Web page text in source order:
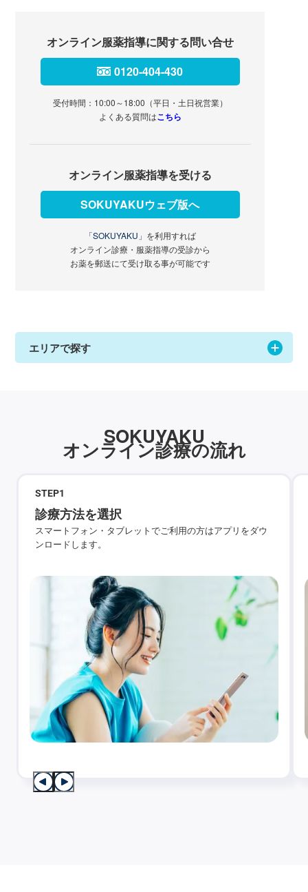
オンライン服薬指導に関する問い合せ
0120-404-430
受付時間：10:00～18:00（平日・土日祝営業）
よくある質問はこちら
オンライン服薬指導を受ける
SOKUYAKUウェブ版へ
「SOKUYAKU」 を利用すれば
オンライン診療・服薬指導の受診から
お薬を郵送にて受け取る事が可能です
エリアで探す
SOKUYAKU
オンライン診療の流れ
STEP1
診療方法を選択
スマートフォン・タブレットでご利用の方はアプリをダウ
ンロードします。